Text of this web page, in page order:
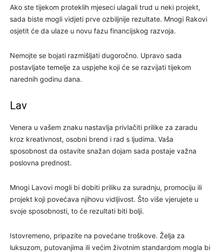
Ako ste tijekom proteklih mjeseci ulagali trud u neki projekt,
sada biste mogli vidjeti prve ozbiljnije rezultate. Mnogi Rakovi
osjetit će da ulaze u novu fazu financijskog razvoja.
Nemojte se bojati razmišljati dugoročno. Upravo sada
postavljate temelje za uspjehe koji će se razvijati tijekom
narednih godinu dana.
Lav
Venera u vašem znaku nastavlja privlačiti prilike za zaradu
kroz kreativnost, osobni brend i rad s ljudima. Vaša
sposobnost da ostavite snažan dojam sada postaje važna
poslovna prednost.
Mnogi Lavovi mogli bi dobiti priliku za suradnju, promociju ili
projekt koji povećava njihovu vidljivost. Što više vjerujete u
svoje sposobnosti, to će rezultati biti bolji.
Istovremeno, pripazite na povećane troškove. Želja za
luksuzom, putovanjima ili većim životnim standardom mogla bi